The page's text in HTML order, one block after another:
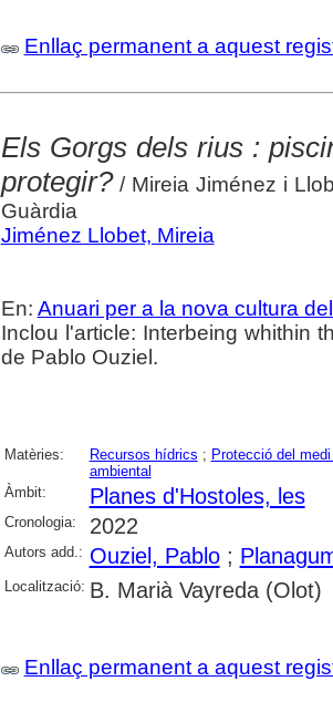
Enllaç permanent a aquest
Els Gorgs dels rius :
protegir?/ Mireia Jiménez i
Guàrdia
Jiménez Llobet, Mireia
En: Anuari per a la nova cultura
Inclou l'article: Interbeing whithin
de Pablo Ouziel.
Matèries: Recursos hídrics ; Protecció del
ambiental
Àmbit:
Planes d'Hostoles, les
Cronologia: 2022
Autors add.: Ouziel, Pablo;
Localització: B. Marià Vayreda (Olot)
Enllaç permanent a aquest